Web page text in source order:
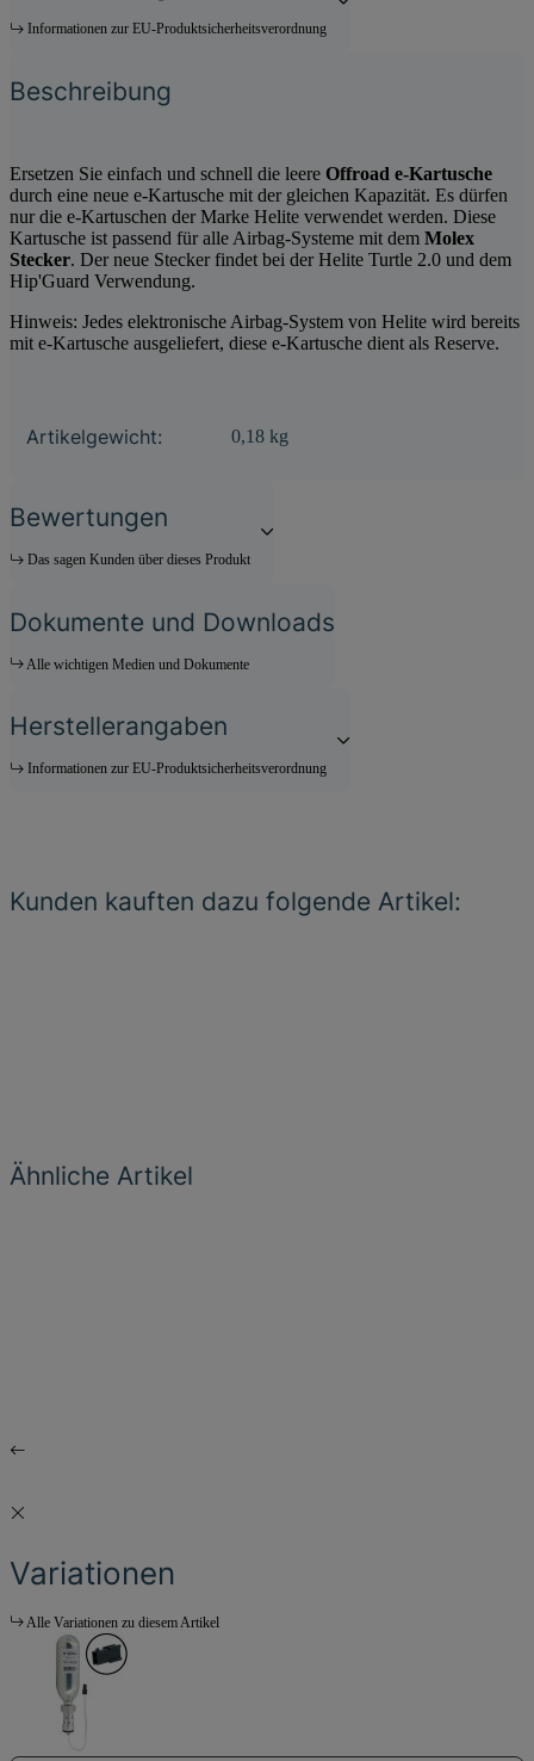
Informationen zur EU-Produktsicherheitsverordnung
Beschreibung
Ersetzen Sie einfach und schnell die leere Offroad e-Kartusche
durch eine neue e-Kartusche mit der gleichen Kapazität. Es dürfen
nur die e-Kartuschen der Marke Helite verwendet werden. Diese
Kartusche ist passend für alle Airbag-Systeme mit dem Molex
Stecker. Der neue Stecker findet bei der Helite Turtle 2.0 und dem
Hip'Guard Verwendung.
Hinweis: Jedes elektronische Airbag-System von Helite wird bereits
mit e-Kartusche ausgeliefert, diese e-Kartusche dient als Reserve.
Produkteigenschaft
Wert
Artikelgewicht: 0,18 kg
Bewertungen
Das sagen Kunden über dieses Produkt
Dokumente und Downloads
Alle wichtigen Medien und Dokumente
Herstellerangaben
Informationen zur EU-Produktsicherheitsverordnung
Kunden kauften dazu folgende Artikel:
Ähnliche Artikel
Variationen
Alle Variationen zu diesem Artikel